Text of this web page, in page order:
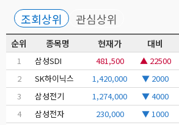
조회상위 관심상위
순위 종목명 현재가 대비
1 삼성SDI 481,500 ▲ 22500
2
SK하이닉스 1,420,000 ▼ 2000
3
삼성전기 1,274,000 ▼ 4000
4
삼성전자 230,000 ▼ 1000